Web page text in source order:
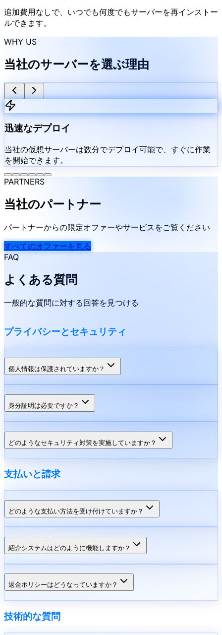
追加費用なしで、いつでも何度でもサーバーを再インストー
ルできます。
WHY US
当社のサーバーを選ぶ理由
迅速なデプロイ
当社の仮想サーバーは数分でデプロイ可能で、すぐに作業
を開始できます。
PARTNERS
当社のパートナー
パートナーからの限定オファーやサービスをご覧ください
すべてのオファーを見る
FAQ
よくある質問
一般的な質問に対する回答を見つける
プライバシーとセキュリティ
個人情報は保護されていますか？
身分証明は必要ですか？
どのようなセキュリティ対策を実施していますか？
支払いと請求
どのような支払い方法を受け付けていますか？
紹介システムはどのように機能しますか？
返金ポリシーはどうなっていますか？
技術的な質問